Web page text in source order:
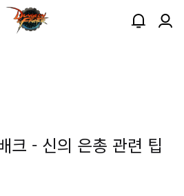
크 - 신의 은총 관련 팁